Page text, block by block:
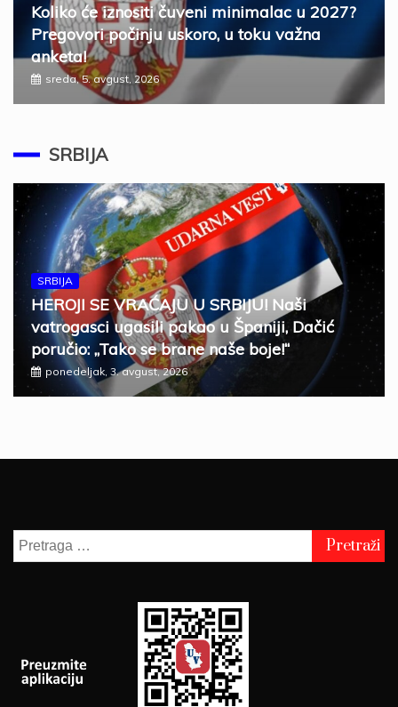
Koliko će iznositi čuveni minimalac u 2027?
Pregovori počinju uskoro, u toku važna
anketa!
sreda, 5. avgust, 2026
SRBIJA
SRBIJA
HEROJI SE VRAĆAJU U SRBIJU! Naši
vatrogasci ugasili pakao u Španiji, Dačić
poručio: „Tako se brane naše boje!“
ponedeljak, 3. avgust, 2026
Pretraga
za: